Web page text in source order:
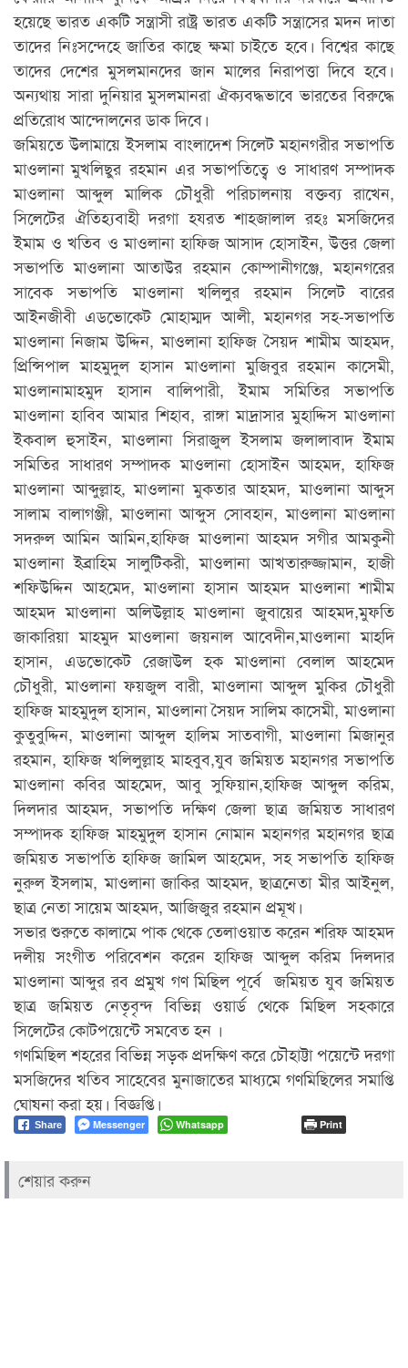
হয়েছে ভারত একটি সন্ত্রাসী রাষ্ট্র ভারত একটি সন্ত্রাসের মদন দাতা
তাদের নিঃসন্দেহে জাতির কাছে ক্ষমা চাইতে হবে। বিশ্বের কাছে
তাদের দেশের মুসলমানদের জান মালের নিরাপত্তা দিবে হবে।
অন্যথায় সারা দুনিয়ার মুসলমানরা ঐক্যবদ্ধভাবে ভারতের বিরুদ্ধে
প্রতিরোধ আন্দোলনের ডাক দিবে।
জমিয়তে উলামায়ে ইসলাম বাংলাদেশ সিলেট মহানগরীর সভাপতি
মাওলানা মুখলিছুর রহমান এর সভাপতিত্বে ও সাধারণ সম্পাদক
মাওলানা আব্দুল মালিক চৌধুরী পরিচালনায় বক্তব্য রাখেন,
সিলেটের ঐতিহ্যবাহী দরগা হযরত শাহজালাল রহঃ মসজিদের
ইমাম ও খতিব ও মাওলানা হাফিজ আসাদ হোসাইন, উত্তর জেলা
সভাপতি মাওলানা আতাউর রহমান কোম্পানীগঞ্জে, মহানগরের
সাবেক সভাপতি মাওলানা খলিলুর রহমান সিলেট বারের
আইনজীবী এডভোকেট মোহাম্মদ আলী, মহানগর সহ-সভাপতি
মাওলানা নিজাম উদ্দিন, মাওলানা হাফিজ সৈয়দ শামীম আহমদ,
প্রিন্সিপাল মাহমুদুল হাসান মাওলানা মুজিবুর রহমান কাসেমী,
মাওলানামাহমুদ হাসান বালিপারী, ইমাম সমিতির সভাপতি
মাওলানা হাবিব আমার শিহাব, রাঙ্গা মাদ্রাসার মুহাদ্দিস মাওলানা
ইকবাল হুসাইন, মাওলানা সিরাজুল ইসলাম জলালাবাদ ইমাম
সমিতির সাধারণ সম্পাদক মাওলানা হোসাইন আহমদ, হাফিজ
মাওলানা আব্দুল্লাহ, মাওলানা মুকতার আহমদ, মাওলানা আব্দুস
সালাম বালাগঞ্জী, মাওলানা আব্দুস সোবহান, মাওলানা মাওলানা
সদরুল আমিন আমিন,হাফিজ মাওলানা আহমদ সগীর আমকুনী
মাওলানা ইব্রাহিম সালুটিকরী, মাওলানা আখতারুজ্জামান, হাজী
শফিউদ্দিন আহমেদ, মাওলানা হাসান আহমদ মাওলানা শামীম
আহমদ মাওলানা অলিউল্লাহ মাওলানা জুবায়ের আহমদ,মুফতি
জাকারিয়া মাহমুদ মাওলানা জয়নাল আবেদীন,মাওলানা মাহদি
হাসান, এডভোকেট রেজাউল হক মাওলানা বেলাল আহমেদ
চৌধুরী, মাওলানা ফয়জুল বারী, মাওলানা আব্দুল মুকির চৌধুরী
হাফিজ মাহমুদুল হাসান, মাওলানা সৈয়দ সালিম কাসেমী, মাওলানা
কুতুবুদ্দিন, মাওলানা আব্দুল হালিম সাতবাগী, মাওলানা মিজানুর
রহমান, হাফিজ খলিলুল্লাহ মাহবুব,যুব জমিয়ত মহানগর সভাপতি
মাওলানা কবির আহমেদ, আবু সুফিয়ান,হাফিজ আব্দুল করিম,
দিলদার আহমদ, সভাপতি দক্ষিণ জেলা ছাত্র জমিয়ত সাধারণ
সম্পাদক হাফিজ মাহমুদুল হাসান নোমান মহানগর মহানগর ছাত্র
জমিয়ত সভাপতি হাফিজ জামিল আহমেদ, সহ সভাপতি হাফিজ
নুরুল ইসলাম, মাওলানা জাকির আহমদ, ছাত্রনেতা মীর আইনুল,
ছাত্র নেতা সায়েম আহমদ, আজিজুর রহমান প্রমূখ।
সভার শুরুতে কালামে পাক থেকে তেলাওয়াত করেন শরিফ আহমদ
দলীয় সংগীত পরিবেশন করেন হাফিজ আব্দুল করিম দিলদার
মাওলানা আব্দুর রব প্রমুখ গণ মিছিল পূর্বে জমিয়ত যুব জমিয়ত
ছাত্র জমিয়ত নেতৃবৃন্দ বিভিন্ন ওয়ার্ড থেকে মিছিল সহকারে
সিলেটের কোটপয়েন্টে সমবেত হন ।
গণমিছিল শহরের বিভিন্ন সড়ক প্রদক্ষিণ করে চৌহাট্টা পয়েন্টে দরগা
মসজিদের খতিব সাহেবের মুনাজাতের মাধ্যমে গণমিছিলের সমাপ্তি
ঘোষনা করা হয়। বিজ্ঞপ্তি।
Share Messenger Whatsapp Print
শেয়ার করুন